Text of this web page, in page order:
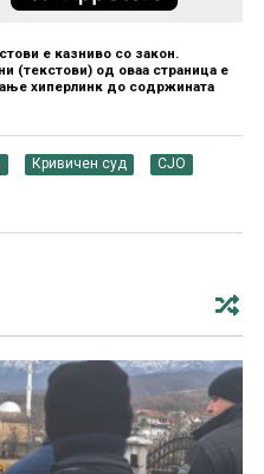
е казниво со закон.
(текстови) од оваа страница е
хиперлинк до содржината
Кривичен суд СЈО